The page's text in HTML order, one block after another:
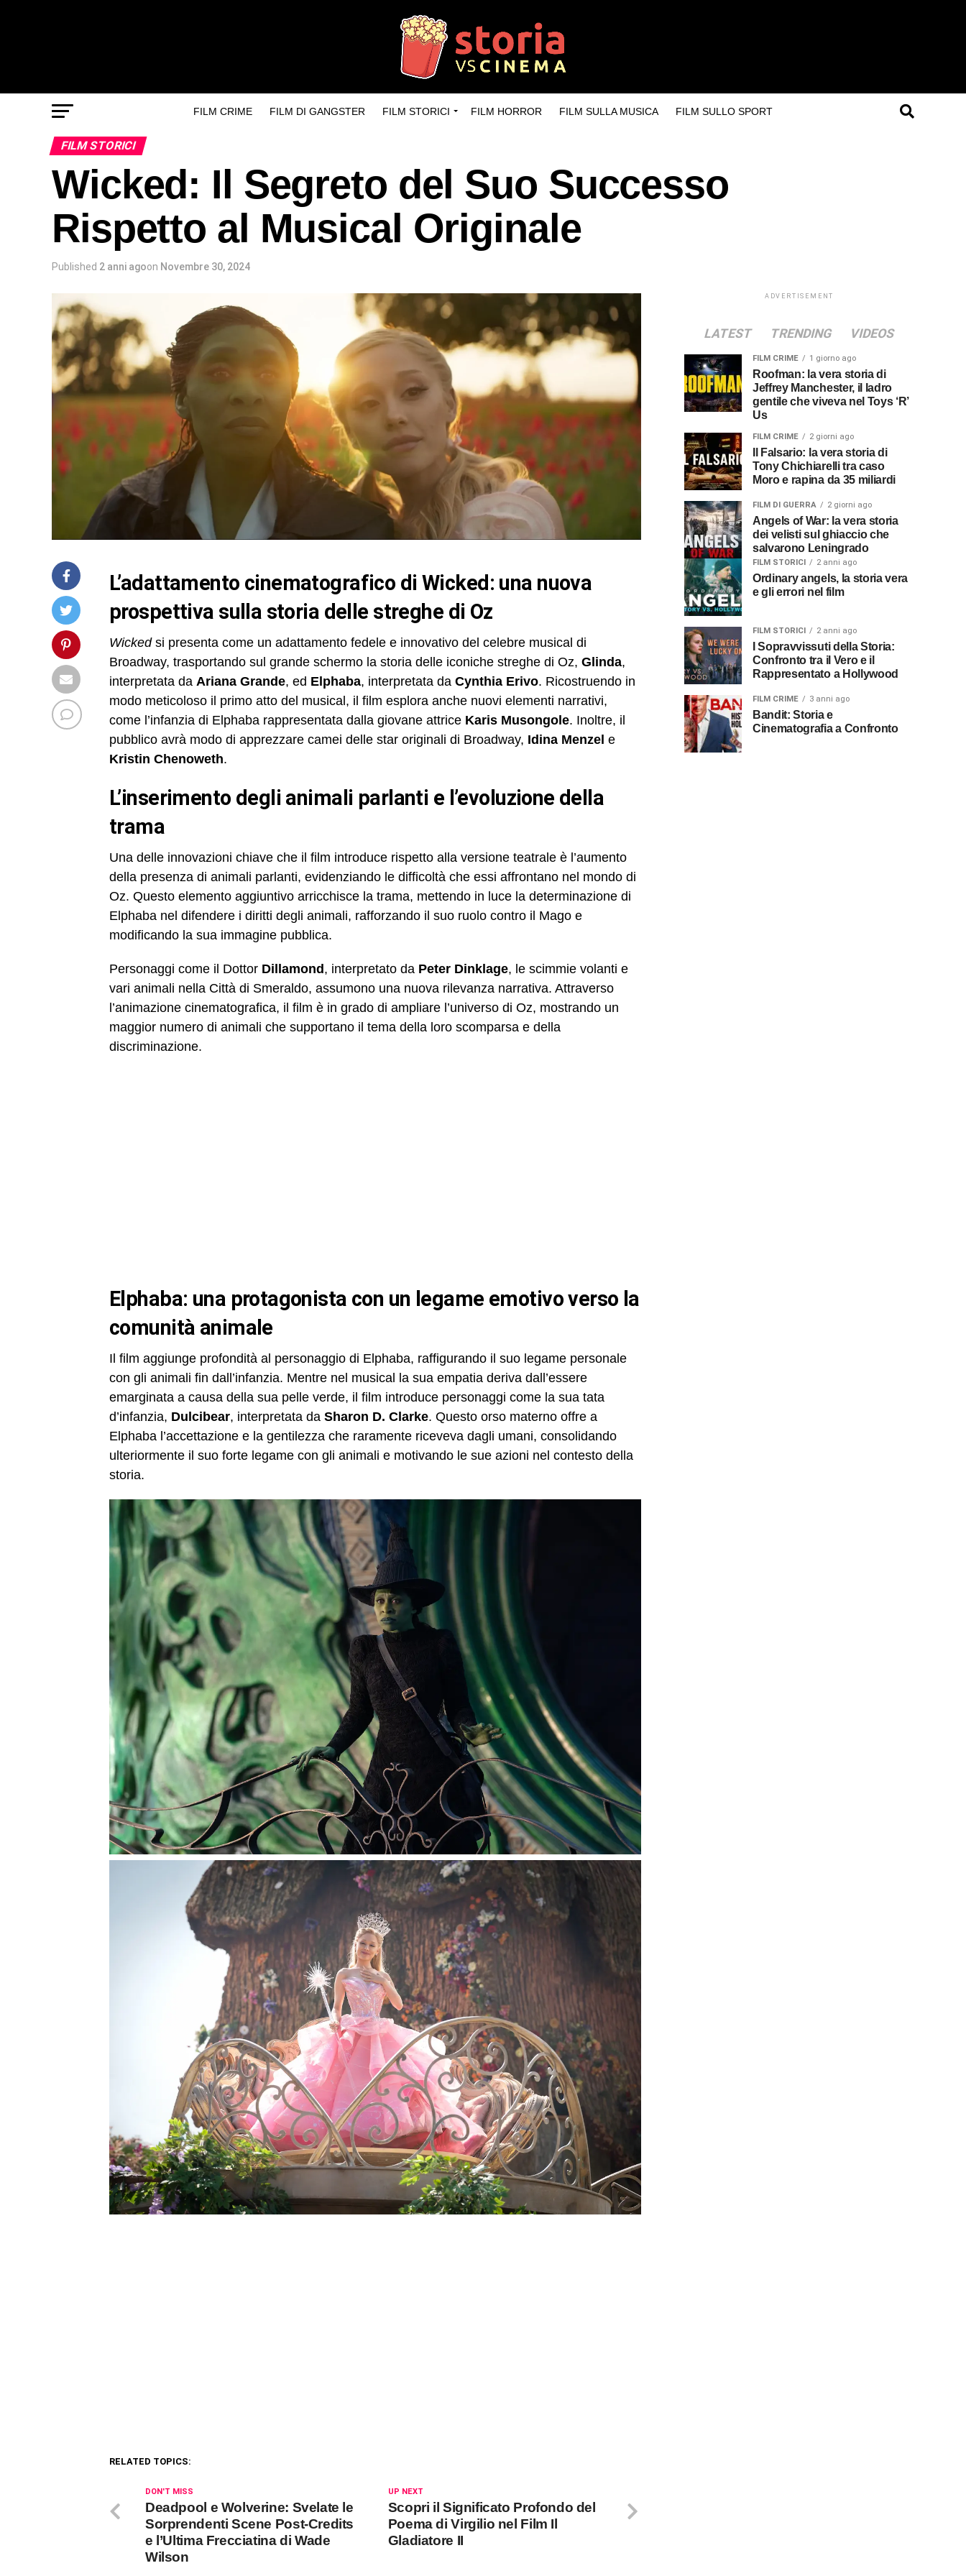
FILM CRIME FILM DI GANGSTER FILM STORICI FILM HORROR FILM SULLA MUSICA FILM SULLO SPORT
FILM STORICI
Wicked: Il Segreto del Suo Successo
Rispetto al Musical Originale
Published 2 anni agoon Novembre 30, 2024
L’adattamento cinematografico di Wicked: una nuova
prospettiva sulla storia delle streghe di Oz
Wickedsi presenta come un adattamento fedele e innovativo del celebre musical di
Broadway, trasportando sul grande schermo la storia delle iconiche streghe di Oz, Glinda,
interpretata da Ariana Grande, ed Elphaba, interpretata da Cynthia Erivo. Ricostruendo in
modo meticoloso il primo atto del musical, il film esplora anche nuovi elementi narrativi,
come l’infanzia di Elphaba rappresentata dalla giovane attrice Karis Musongole. Inoltre, il
pubblico avrà modo di apprezzare camei delle star originali di Broadway, Idina Menzel e
Kristin Chenoweth.
L’inserimento degli animali parlanti e l’evoluzione della
trama
Una delle innovazioni chiave che il film introduce rispetto alla versione teatrale è l’aumento
della presenza di animali parlanti, evidenziando le difficoltà che essi affrontano nel mondo di
Oz. Questo elemento aggiuntivo arricchisce la trama, mettendo in luce la determinazione di
Elphaba nel difendere i diritti degli animali, rafforzando il suo ruolo contro il Mago e
modificando la sua immagine pubblica.
Personaggi come il Dottor Dillamond , interpretato da Peter Dinklage, le scimmie volanti e
vari animali nella Città di Smeraldo, assumono una nuova rilevanza narrativa. Attraverso
l’animazione cinematografica, il film è in grado di ampliare l’universo di Oz, mostrando un
maggior numero di animali che supportano il tema della loro scomparsa e della
discriminazione.
Elphaba: una protagonista con un legame emotivo verso la
comunità animale
Il film aggiunge profondità al personaggio di Elphaba, raffigurando il suo legame personale
con gli animali fin dall’infanzia. Mentre nel musical la sua empatia deriva dall’essere
emarginata a causa della sua pelle verde, il film introduce personaggi come la sua tata
d’infanzia, Dulcibear, interpretata da Sharon D. Clarke. Questo orso materno offre a
Elphaba l’accettazione e la gentilezza che raramente riceveva dagli umani, consolidando
ulteriormente il suo forte legame con gli animali e motivando le sue azioni nel contesto della
storia.
RELATED TOPICS:
UP NEXT
Scopri il Significato Profondo del
Poema di Virgilio nel Film Il
Gladiatore II
DON'T MISS
Deadpool e Wolverine: Svelate le
Sorprendenti Scene Post-Credits
e l’Ultima Frecciatina di Wade
Wilson
ADVERTISEMENT
LATEST TRENDING VIDEOS
FILM CRIME 1 giorno ago
Roofman: la vera storia di
Jeffrey Manchester, il ladro
gentile che viveva nel Toys ‘R’
Us
FILM CRIME 2 giorni ago
Tony Chichiarelli tra caso
Moro e rapina da 35 miliardi
FILM DI GUERRA 2 giorni ago
Angels of War: la vera storia
dei velisti sul ghiaccio che
salvarono Leningrado
FILM STORICI 2 anni ago
Ordinary angels, la storia vera
e gli errori nel film
FILM STORICI 2 anni ago
Confronto tra il Vero e il
Rappresentato a Hollywood
FILM CRIME 3 anni ago
Bandit: Storia e
Cinematografia a Confronto